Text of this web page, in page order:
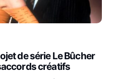
de série Le Bûcher
créatifs